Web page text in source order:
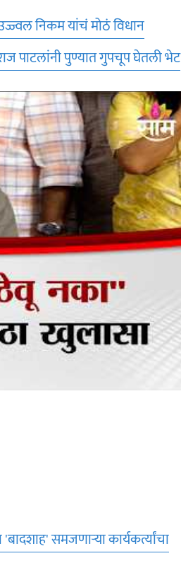
निकम यांचं मोठं विधान
पाटलांनी पुण्यात गुपचूप घेतली भेट
समजणाऱ्या कार्यकर्त्यांचा